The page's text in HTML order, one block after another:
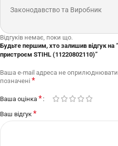
Законодавство та Виробник
Відгуків немає, поки що.
Будьте першим, хто залишив відгук на
пристроєм STIHL (11220802110)”
Ваша e-mail адреса не
позначені *
Ваша оцінка *
Ваш відгук *